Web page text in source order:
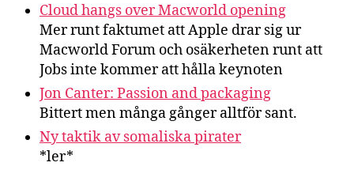
Cloud hangs over Macworld opening
Mer runt faktumet att Apple drar sig ur
Macworld Forum och osäkerheten runt att
Jobs inte kommer att hålla keynoten
Jon Canter: Passion and packaging
Bittert men många gånger alltför sant.
Ny taktik av somaliska pirater
*ler*